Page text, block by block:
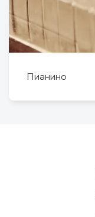
Пианино